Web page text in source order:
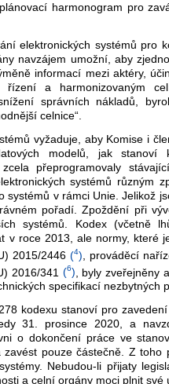
harmonogram pro
elektronických systémů pro
navzájem umožní, aby
informací mezi aktéry,
řízení a harmonizovaným
správních nákladů,
celnice“.
vyžaduje, aby Komise i
modelů, jak
přeprogramovaly
systémů různým
systémů v rámci Unie. Jelikož
pořadí. Zpoždění při
systémů. Kodex (včetně
v roce 2013, ale normy, které
2015/2446 (4) , prováděcí
2016/341 (6) , byly zveřejněny
specifikací nezbytných
kodexu stanoví pro
31. prosince 2020, a
o dokončení práce ve
zavést pouze částečně. Z
Nebudou-li přijaty
a celní orgány moci plnit
+náhrady
-